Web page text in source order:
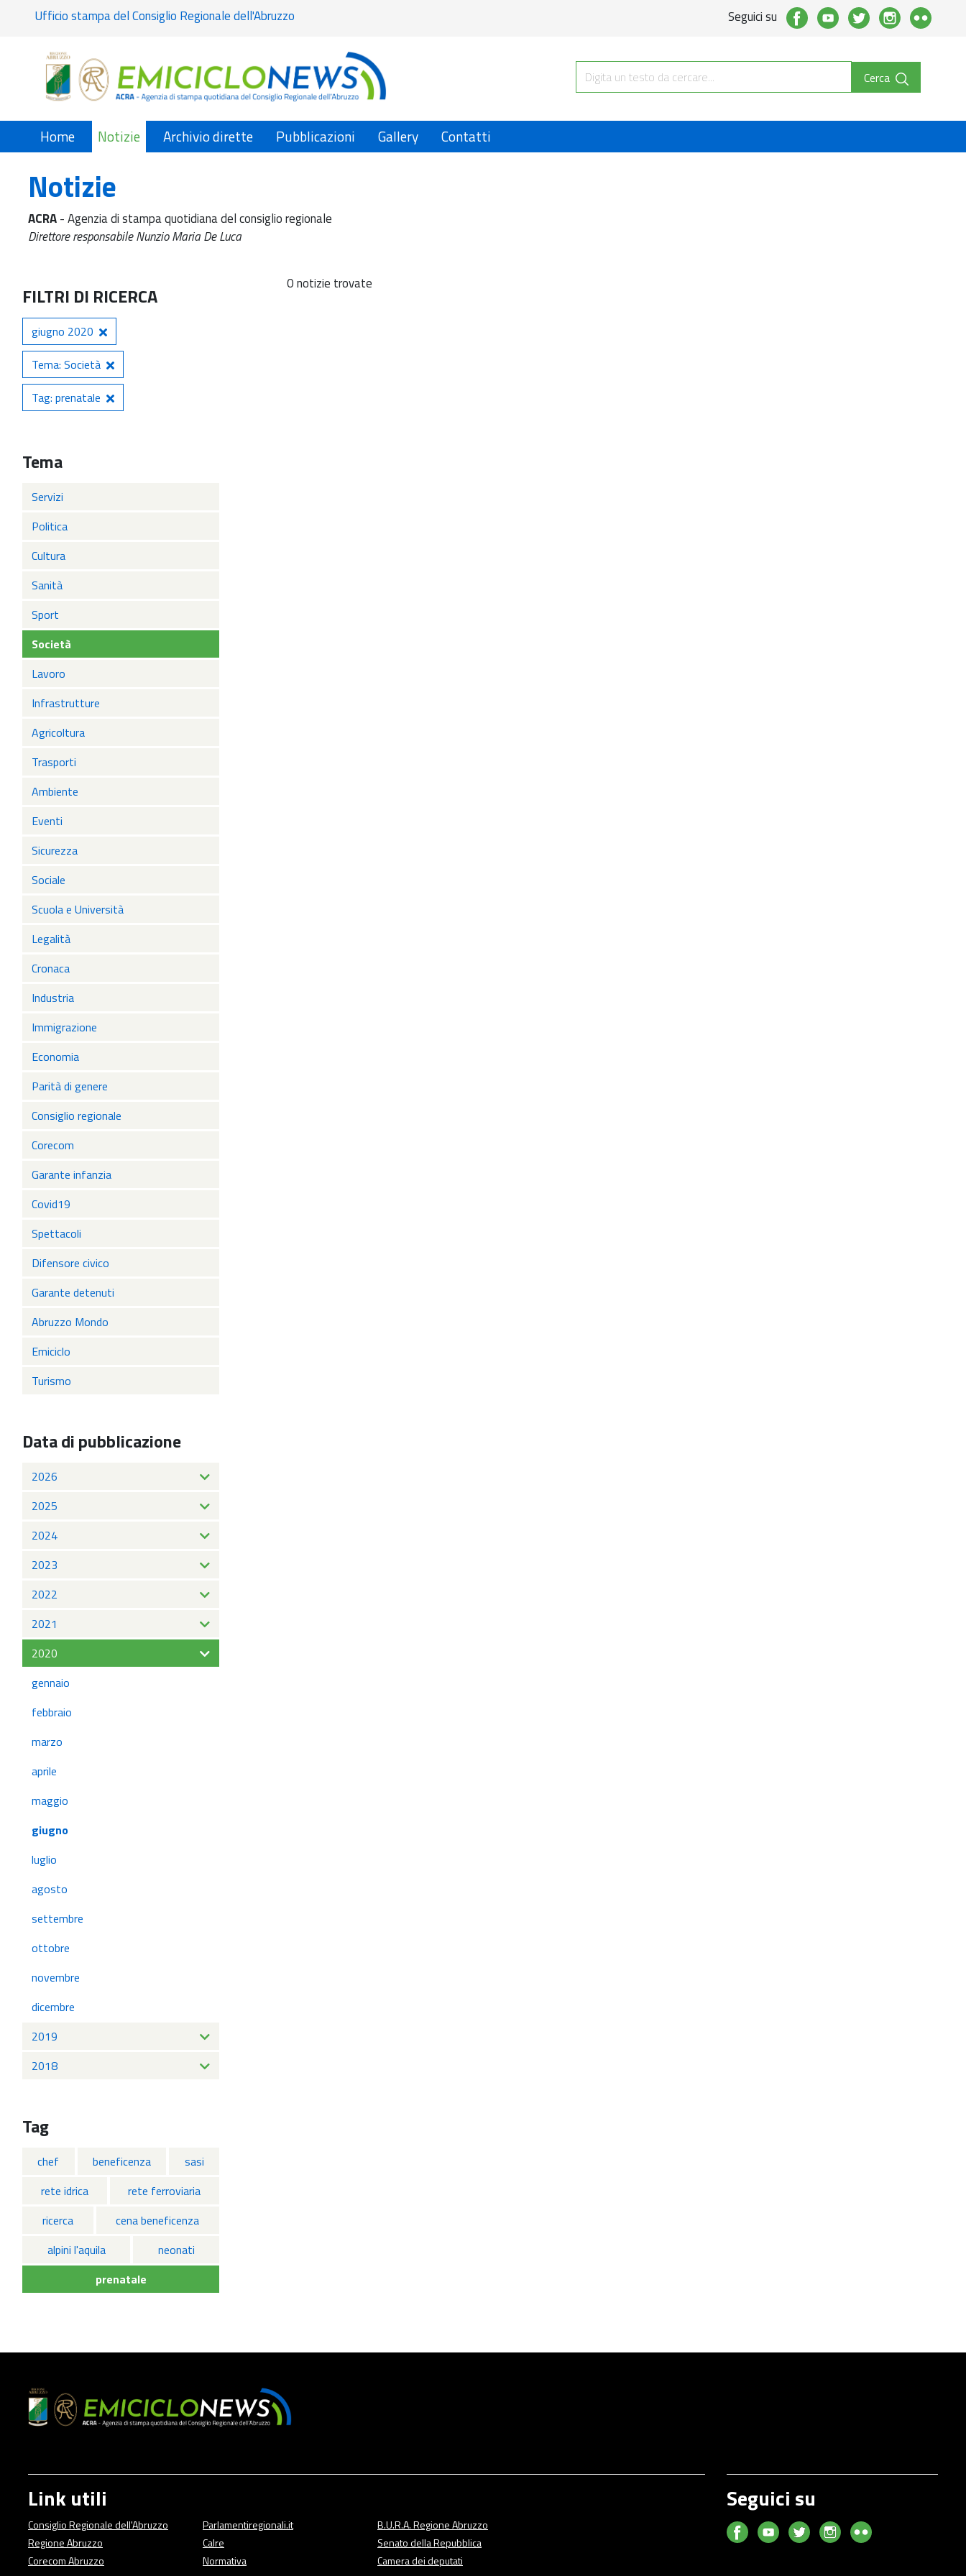
Ufficio stampa del Consiglio Regionale dell'Abruzzo Seguici su
Cerca
Home Notizie Archivio dirette Pubblicazioni Gallery Contatti
Notizie
ACRA- Agenzia di stampa quotidiana del consiglio regionale
Direttore responsabile Nunzio Maria De Luca
FILTRI DI RICERCA
giugno 2020
Tema: Società
Tag: prenatale
Tema
Servizi
Politica
Cultura
Sanità
Sport
Società
Lavoro
Infrastrutture
Agricoltura
Trasporti
Ambiente
Eventi
Sicurezza
Sociale
Scuola e Università
Legalità
Cronaca
Industria
Immigrazione
Economia
Parità di genere
Consiglio regionale
Corecom
Garante infanzia
Covid19
Spettacoli
Difensore civico
Garante detenuti
Abruzzo Mondo
Emiciclo
Turismo
Data di pubblicazione
2026
2025
2024
2023
2022
2021
2020
gennaio
febbraio
marzo
aprile
maggio
giugno
luglio
agosto
settembre
ottobre
novembre
dicembre
2019
2018
Tag
chef beneficenza
sasi
rete idrica
rete ferroviaria
ricerca
cena beneficenza
alpini l'aquila
neonati
prenatale
0 notizie trovate
Link utili
Consiglio Regionale dell'Abruzzo
Regione Abruzzo
Corecom Abruzzo
Parlamentiregionali.it
Calre
Normativa
B.U.R.A. Regione Abruzzo
Senato della Repubblica
Camera dei deputati
Seguici su